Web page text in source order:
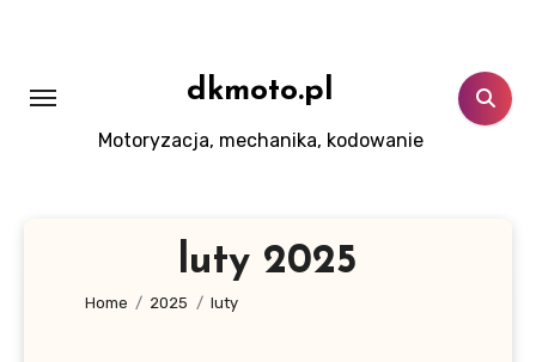
dkmoto.pl
Motoryzacja, mechanika, kodowanie
luty 2025
Home 2025 luty